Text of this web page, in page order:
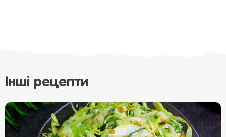
Інші рецепти